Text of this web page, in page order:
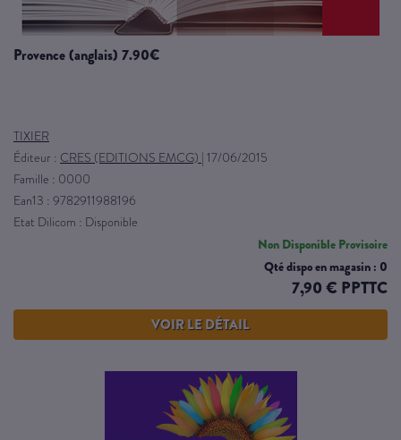
provence (anglais) 7.90€
TIXIER
Éditeur : CRES (EDITIONS EMCG) | 17/06/2015
Famille : 0000
Ean13 : 9782911988196
Etat Dilicom : Disponible
Non Disponible Provisoire
Qté dispo en magasin : 0
7,90 € PPTTC
VOIR LE DÉTAIL